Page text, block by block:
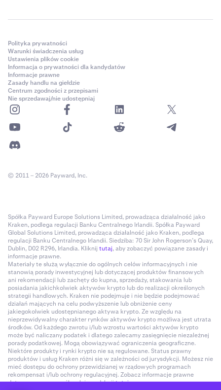
Polityka prywatności
Warunki świadczenia usług
Ustawienia plików cookie
Informacja o prywatności dla kandydatów
Informacje prawne
Zasady handlu na giełdzie
Centrum zgodności z przepisami
Nie sprzedawaj/nie udostępniaj
© 2011 – 2026 Payward, Inc.
Spółka Payward Europe Solutions Limited, prowadząca działalność jako
Kraken, podlega regulacji Banku Centralnego Irlandii. Spółka Payward
Global Solutions Limited, prowadząca działalność jako Kraken, podlega
regulacji Banku Centralnego Irlandii. Siedziba: 70 Sir John Rogerson’s Quay,
Dublin, D02 R296, Irlandia. Kliknij tutaj, aby zobaczyć powiązane zasady i
informacje prawne.
Materiały te służą wyłącznie do ogólnych celów informacyjnych i nie
stanowią porady inwestycyjnej lub dotyczącej produktów finansowych
ani rekomendacji lub zachęty do kupna, sprzedaży, stakowania lub
posiadania jakichkolwiek aktywów krypto lub do realizacji określonych
strategii handlowych. Kraken nie podejmuje i nie będzie podejmować
działań mających na celu podwyższenie lub obniżenie ceny
jakiegokolwiek udostępnianego aktywa krypto. Ze względu na
nieprzewidywalny charakter rynków aktywów krypto możliwa jest utrata
środków. Od każdego zwrotu i/lub wzrostu wartości aktywów krypto
może być naliczany podatek i dlatego zalecamy zasięgnięcie niezależnej
porady podatkowej. Mogą obowiązywać ograniczenia geograficzne.
Niektóre produkty i rynki krypto nie są regulowane. Status prawny
produktów i usług Kraken różni się w zależności od jurysdykcji. Możesz nie
mieć dostępu do ochrony przewidzianej w rządowych programach
rekompensat i/lub ochrony regulacyjnej. Zobacz informacje prawne
dotyczące poszczególnych jurysdykcjitutaj.